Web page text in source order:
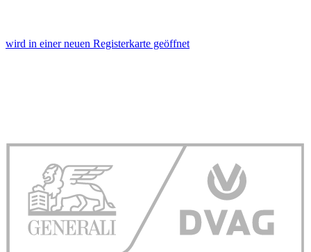
wird in einer neuen Registerkarte geöffnet